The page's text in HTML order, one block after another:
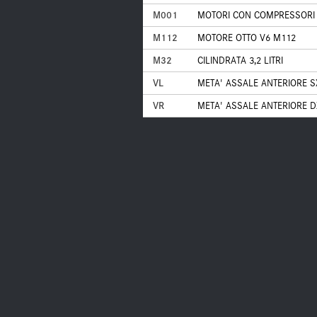
M001
MOTORI CON
M112
MOTORE OTTO V6 M112
M32
CILINDRATA 3,2 LITRI
VL
META' ASSALE ANTERIORE
VR
META' ASSALE ANTERIORE